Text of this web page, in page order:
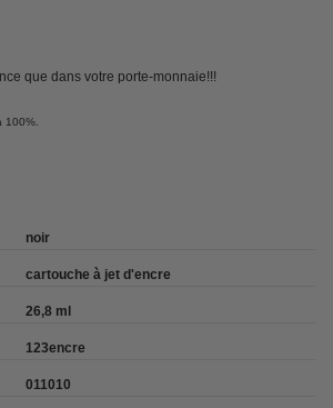
que dans votre porte-monnaie!!!
100%.
noir
cartouche à jet d'encre
26,8 ml
123encre
011010